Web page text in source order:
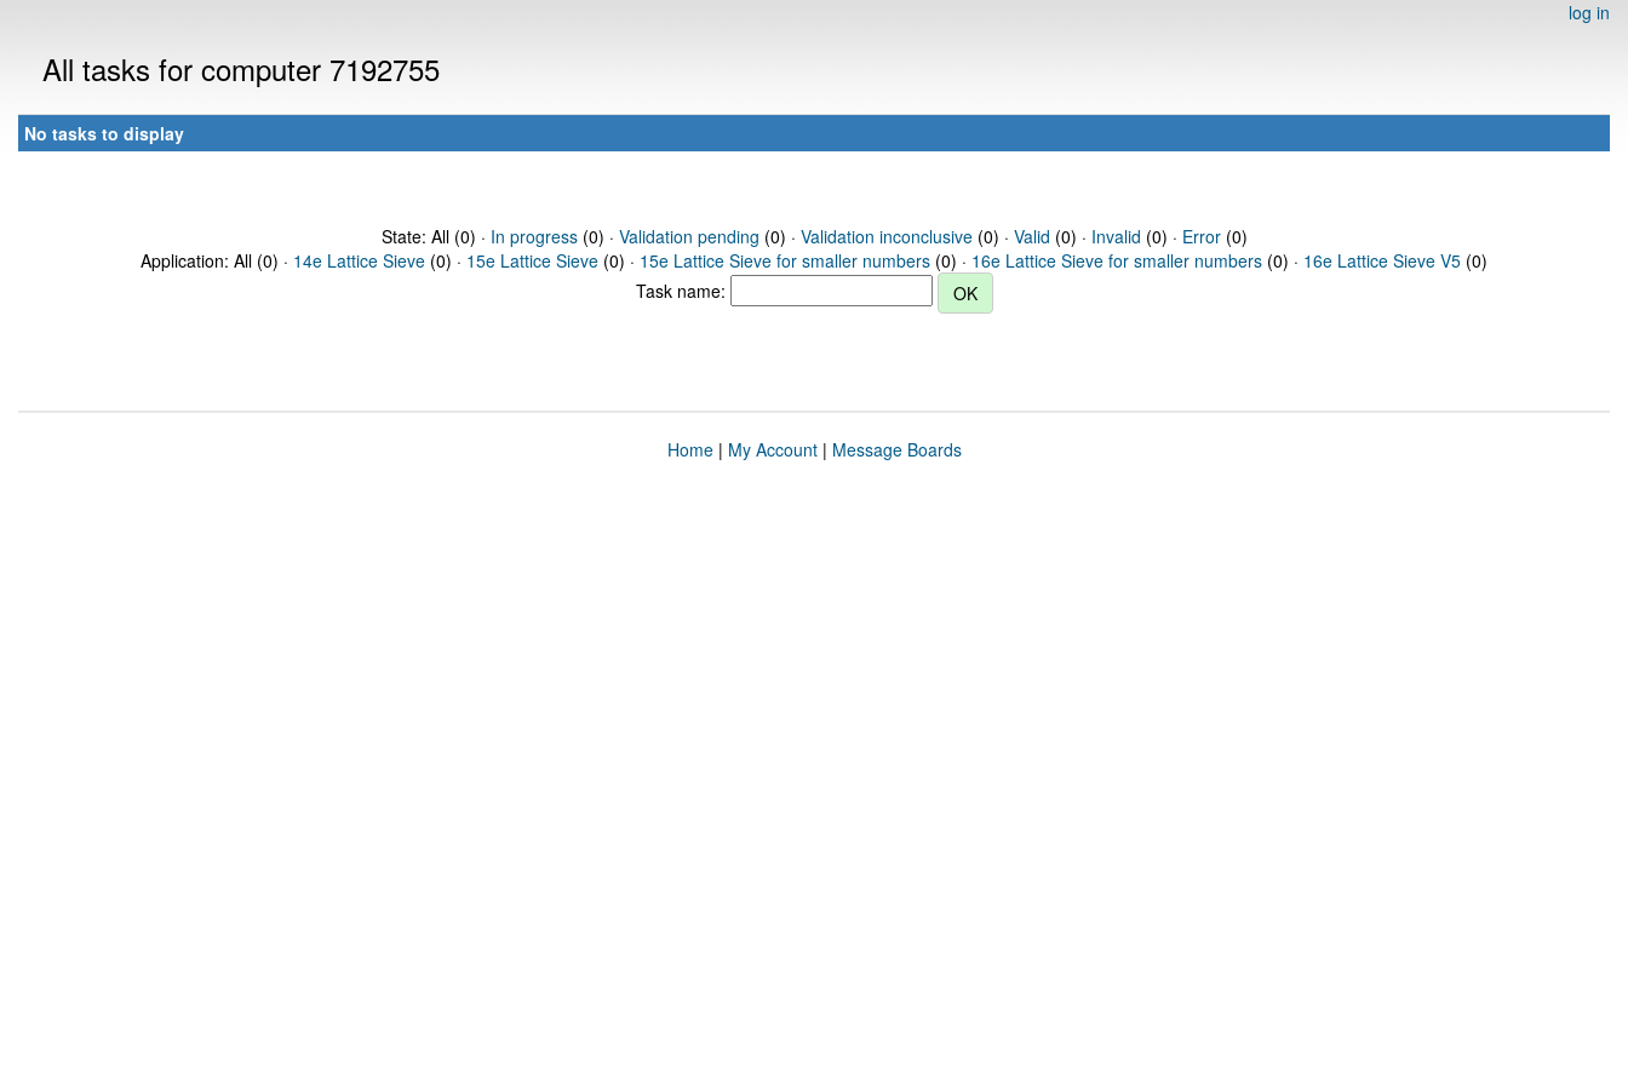
log in
All tasks for computer 7192755
No tasks to display
State: All (0) · In progress(0) · Validation pending (0) · Validation inconclusive(0) · Valid (0) · Invalid (0) · Error(0)
Application: All (0) · 14e Lattice Sieve (0) · 15e Lattice Sieve (0) · 15e Lattice Sieve for smaller numbers (0) · 16e Lattice Sieve for smaller numbers (0) · 16e Lattice Sieve V5 (0)
Task name:
Home| My Account| Message Boards